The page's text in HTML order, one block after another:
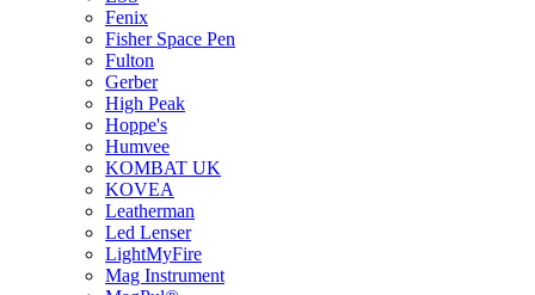
Fenix
Fisher Space Pen
Fulton
Gerber
High Peak
Hoppe's
Humvee
KOMBAT UK
KOVEA
Leatherman
Led Lenser
LightMyFire
Mag Instrument